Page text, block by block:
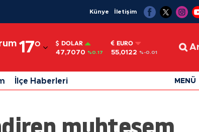
Künye İletişim
17° DOLAR
47,7070 %0.17
EURO
55,0122 %-0.01
İlçe Haberleri MENÜ